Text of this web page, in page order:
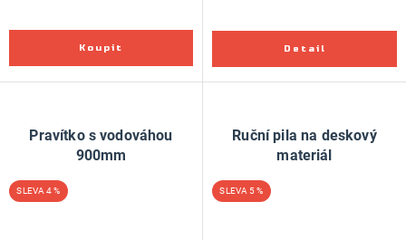
Pravítko s vodováhou
900mm
4 %
Ruční pila na deskový
materiál
5 %